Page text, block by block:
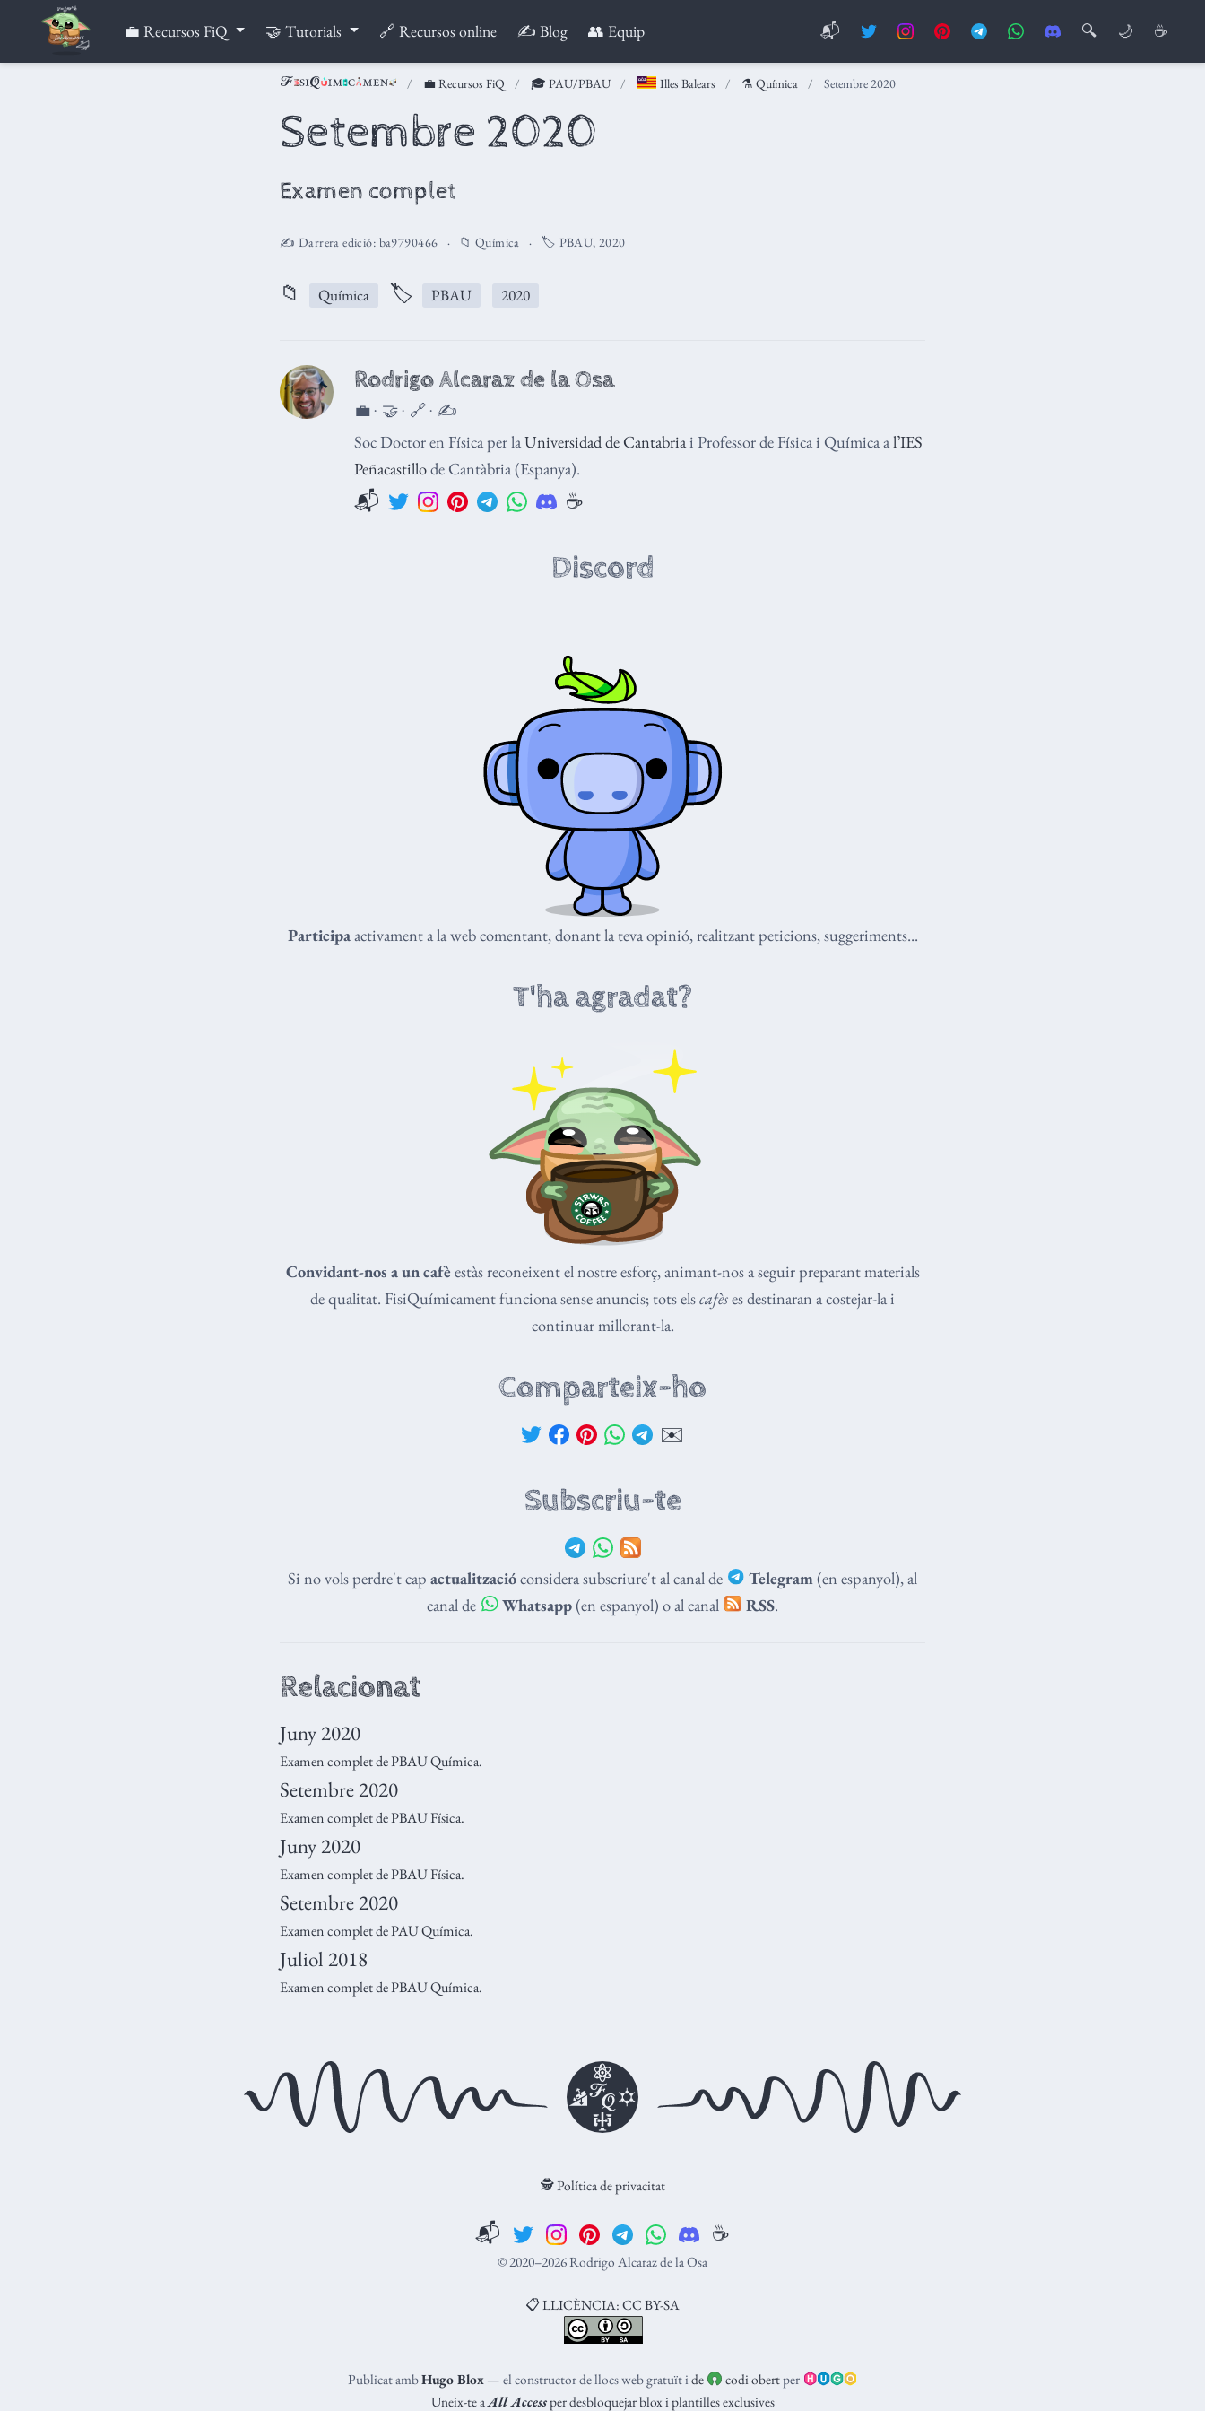
💼 Recursos FiQ 🤝 Tutorials 🔗 Recursos online ✍️ Blog 👥 Equip 📬 🔍 🌙 ☕
💼 Recursos FiQ 🎓 PAU/PBAU Illes Balears ⚗️ Química Setembre 2020
Setembre 2020
Examen complet
✍️ Darrera edició: ba9790466 📁 Química 🏷️ PBAU, 2020
📁 Química 🏷️ PBAU 2020
Rodrigo Alcaraz de la Osa
💼 · 🤝 · 🔗 · ✍️
Soc Doctor en Física per la Universidad de Cantabria i Professor de Física i Química a l’IES
Peñacastillode Cantàbria (Espanya).
📬 ☕️
Discord
Participa activament a la web comentant, donant la teva opinió, realitzant peticions, suggeriments...
T'ha agradat?
Convidant-nos a un cafèestàs reconeixent el nostre esforç, animant-nos a seguir preparant materials
de qualitat. FisiQuímicament funciona sense anuncis; tots elscafèses destinaran a costejar-la i
continuar millorant-la.
Comparteix-ho
✉️
Subscriu-te
Si no vols perdre't cap actualitzacióconsidera subscriure't al canal de Telegram (en espanyol), al
canal de
Whatsapp(en espanyol) o al canal RSS.
Relacionat
Juny 2020
Examen complet de PBAU Química.
Setembre 2020
Examen complet de PBAU Física.
Juny 2020
Examen complet de PBAU Física.
Setembre 2020
Examen complet de PAU Química.
Juliol 2018
Examen complet de PBAU Química.
🕵️ Política de privacitat
📬 ☕️
© 2020–2026 Rodrigo Alcaraz de la Osa
📋 LLICÈNCIA: CC BY-SA
Publicat ambHugo Blox— el constructor de llocs web gratuït ide codi obertper
Uneix-te aAll Accessper desbloquejar blox i plantilles exclusives